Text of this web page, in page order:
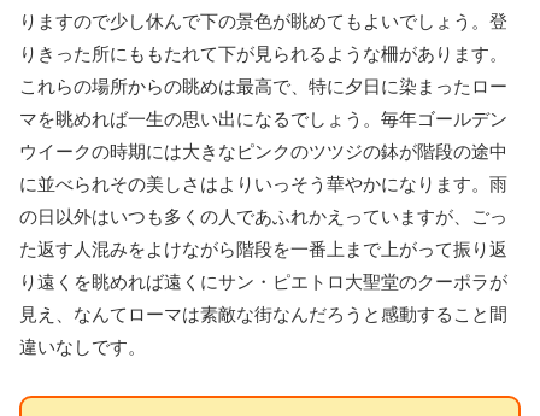
りますので少し休んで下の景色が眺めてもよいでしょう。登
りきった所にももたれて下が見られるような柵があります。
これらの場所からの眺めは最高で、特に夕日に染まったロー
マを眺めれば一生の思い出になるでしょう。毎年ゴールデン
ウイークの時期には大きなピンクのツツジの鉢が階段の途中
に並べられその美しさはよりいっそう華やかになります。雨
の日以外はいつも多くの人であふれかえっていますが、ごっ
た返す人混みをよけながら階段を一番上まで上がって振り返
り遠くを眺めれば遠くにサン・ピエトロ大聖堂のクーポラが
見え、なんてローマは素敵な街なんだろうと感動すること間
違いなしです。